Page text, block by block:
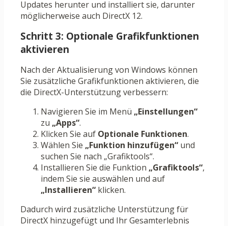
Updates herunter und installiert sie, darunter
möglicherweise auch DirectX 12.
Schritt 3: Optionale Grafikfunktionen
aktivieren
Nach der Aktualisierung von Windows können
Sie zusätzliche Grafikfunktionen aktivieren, die
die DirectX-Unterstützung verbessern:
Navigieren Sie im Menü „Einstellungen“
zu „Apps“.
Klicken Sie auf Optionale Funktionen.
Wählen Sie „Funktion hinzufügen“ und
suchen Sie nach „Grafiktools“.
Installieren Sie die Funktion „Grafiktools“,
indem Sie sie auswählen und auf
„Installieren“ klicken.
Dadurch wird zusätzliche Unterstützung für
DirectX hinzugefügt und Ihr Gesamterlebnis